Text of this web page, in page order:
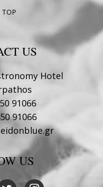
TOP
US
Hotel
91066
91066
US